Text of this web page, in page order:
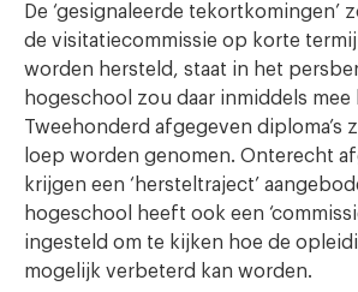
De ‘gesignaleerde tekortkomingen’
de visitatiecommissie op korte
worden hersteld, staat in het
hogeschool zou daar inmiddels
Tweehonderd afgegeven diploma’s
loep worden genomen. Onterecht
krijgen een ‘hersteltraject’
hogeschool heeft ook een
ingesteld om te kijken hoe de
mogelijk verbeterd kan worden.